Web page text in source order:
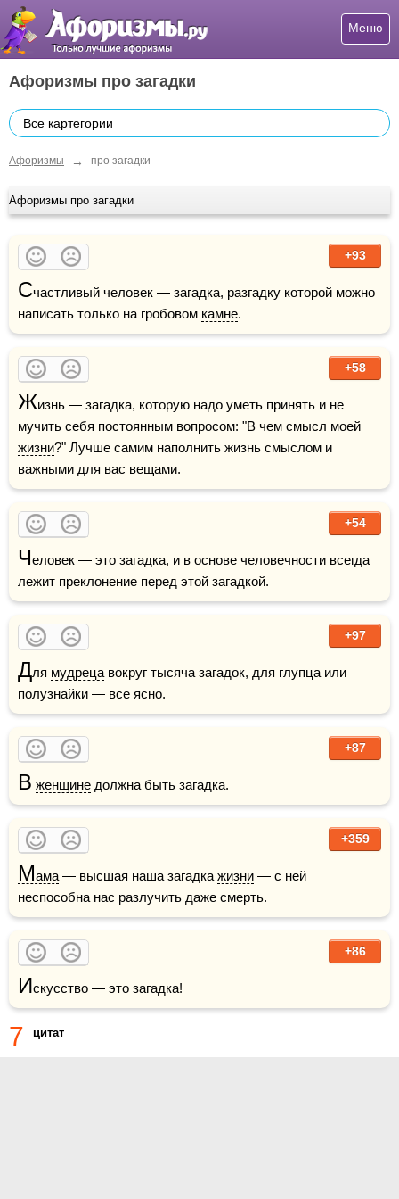
Меню
Афоризмы про загадки
Все картегории
Афоризмы → про загадки
Афоризмы про загадки
+93
Счастливый человек — загадка, разгадку которой можно
написать только на гробовом камне.
+58
Жизнь — загадка, которую надо уметь принять и не
жизни?" Лучше самим наполнить жизнь смыслом и
важными для вас вещами.
+54
Человек — это загадка, и в основе человечности всегда
лежит преклонение перед этой загадкой.
+97
Для мудреца вокруг тысяча загадок, для глупца или
полузнайки — все ясно.
+87
В женщине должна быть загадка.
+359
Мама — высшая наша загадка жизни — с ней
неспособна нас разлучить даже смерть.
+86
Искусство — это загадка!
7 цитат